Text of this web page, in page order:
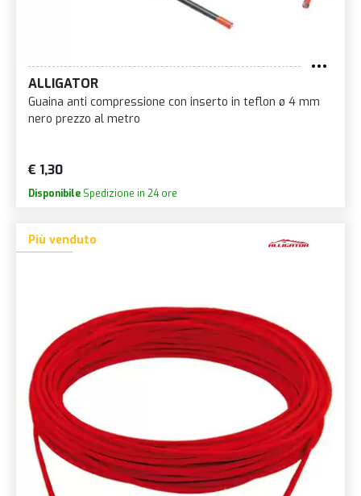
ALLIGATOR
Guaina anti compressione con inserto in teflon ø 4 mm
nero prezzo al metro
€ 1,30
Disponibile Spedizione in 24 ore
Più venduto